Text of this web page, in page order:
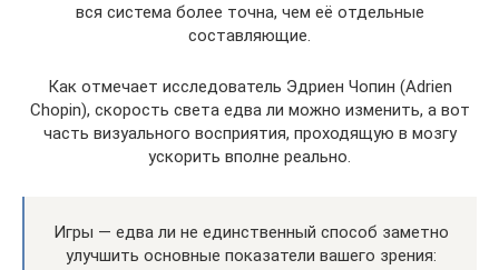
вся система более точна, чем её отдельные
составляющие.
Как отмечает исследователь Эдриен Чопин (Adrien
Chopin), скорость света едва ли можно изменить, а вот
часть визуального восприятия, проходящую в мозгу
ускорить вполне реально.
Игры — едва ли не единственный способ заметно
улучшить основные показатели вашего зрения: